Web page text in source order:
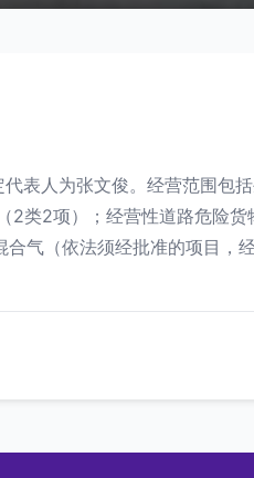
表人为张文俊。经营范围包
2类2项）；经营性道路危险
气（依法须经批准的项目，